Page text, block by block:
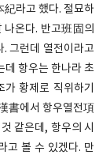
紀라고 했다. 절묘하
온다. 반고班固의
그런데 열전이라고
데 항우는 한나라 초
황제로 직위하기
書에서 항우열전項
같은데, 항우의 시
고 볼 수 있겠다. 만